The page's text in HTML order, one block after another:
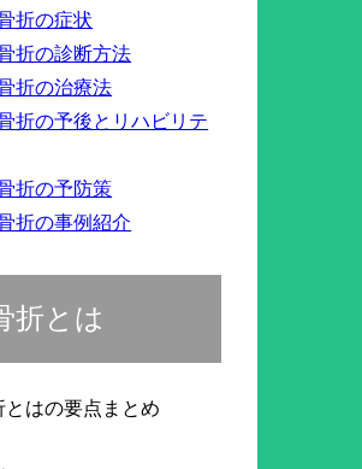
折の症状
折の診断方法
折の治療法
折の予後とリハビリテ
折の予防策
折の事例紹介
折とは